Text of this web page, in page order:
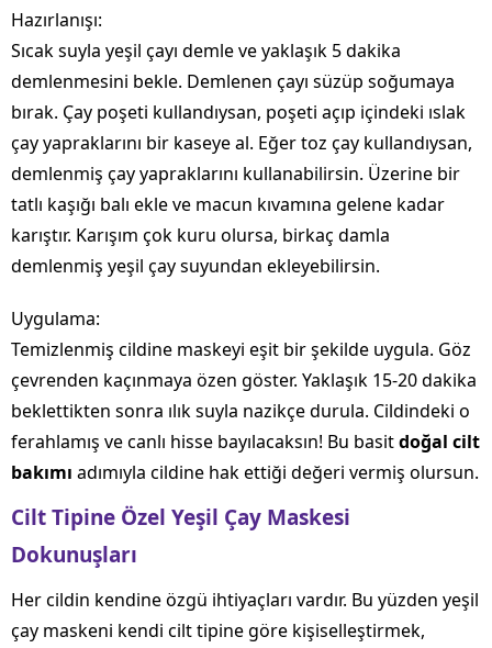
Hazırlanışı:
Sıcak suyla yeşil çayı demle ve yaklaşık 5 dakika
demlenmesini bekle. Demlenen çayı süzüp soğumaya
bırak. Çay poşeti kullandıysan, poşeti açıp içindeki ıslak
çay yapraklarını bir kaseye al. Eğer toz çay kullandıysan,
demlenmiş çay yapraklarını kullanabilirsin. Üzerine bir
tatlı kaşığı balı ekle ve macun kıvamına gelene kadar
karıştır. Karışım çok kuru olursa, birkaç damla
demlenmiş yeşil çay suyundan ekleyebilirsin.
Uygulama:
Temizlenmiş cildine maskeyi eşit bir şekilde uygula. Göz
çevrenden kaçınmaya özen göster. Yaklaşık 15-20 dakika
beklettikten sonra ılık suyla nazikçe durula. Cildindeki o
ferahlamış ve canlı hisse bayılacaksın! Bu basitdoğal cilt
bakımı adımıyla cildine hak ettiği değeri vermiş olursun.
Cilt Tipine Özel Yeşil Çay Maskesi
Dokunuşları
Her cildin kendine özgü ihtiyaçları vardır. Bu yüzden yeşil
çay maskeni kendi cilt tipine göre kişiselleştirmek,